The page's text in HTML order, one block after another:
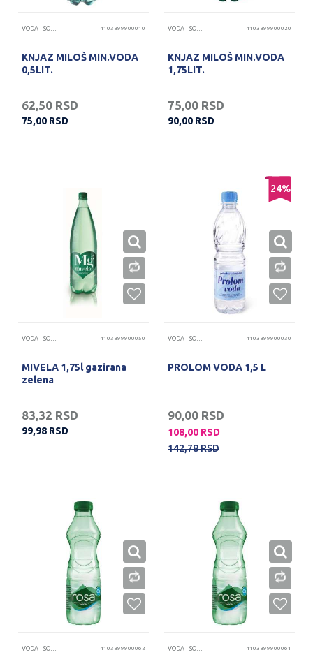
VODA I SOKOVI 4103899900010
KNJAZ MILOŠ MIN.VODA
0,5LIT.
62,50 RSD
75,00 RSD
VODA I SOKOVI 4103899900020
KNJAZ MILOŠ MIN.VODA
1,75LIT.
75,00 RSD
90,00 RSD
VODA I SOKOVI 4103899900050
MIVELA 1,75l gazirana
zelena
83,32 RSD
99,98 RSD
24%
VODA I SOKOVI 4103899900030
PROLOM VODA 1,5 L
90,00 RSD
108,00 RSD
142,78RSD
VODA I SOKOVI 4103899900062 VODA I SOKOVI 4103899900061